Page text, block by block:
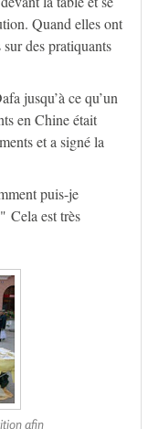
Quand elles ont
sur des pratiquants
jusqu’à ce qu’un
en Chine était
et a signé la
puis-je
Cela est très
afin